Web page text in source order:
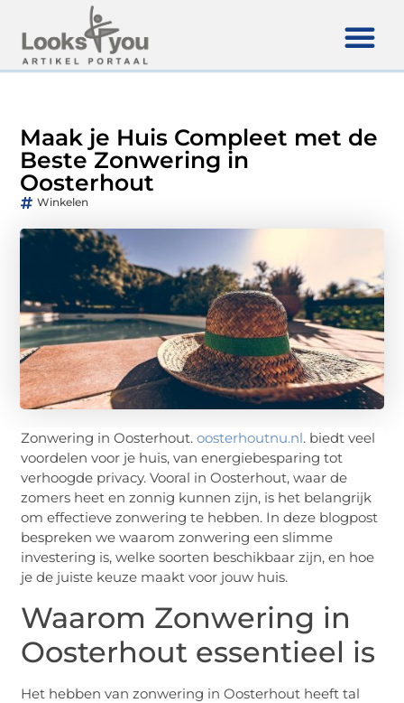
Maak je Huis Compleet met de
Beste Zonwering in
Oosterhout
Winkelen
Zonwering in Oosterhout.oosterhoutnu.nl. biedt veel
voordelen voor je huis, van energiebesparing tot
verhoogde privacy. Vooral in Oosterhout, waar de
zomers heet en zonnig kunnen zijn, is het belangrijk
om effectieve zonwering te hebben. In deze blogpost
bespreken we waarom zonwering een slimme
investering is, welke soorten beschikbaar zijn, en hoe
je de juiste keuze maakt voor jouw huis.
Waarom Zonwering in
Oosterhout essentieel is
Het hebben van zonwering in Oosterhout heeft tal